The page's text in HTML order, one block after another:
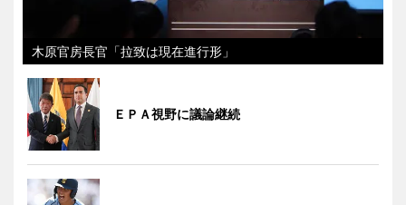
木原官房長官「拉致は現在進行形」
ＥＰＡ視野に議論継続